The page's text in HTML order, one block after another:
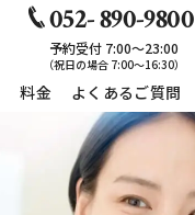
052- 890-9800
予約受付 7:00〜23:00
（祝日の場合 7:00〜16:30）
料金 よくあるご質問